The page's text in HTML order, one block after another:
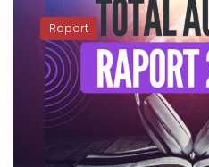
Raport